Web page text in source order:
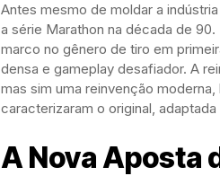
Antes mesmo de moldar a
a série Marathon na década de
marco no gênero de tiro em
densa e gameplay desafiador. A
mas sim uma reinvenção
caracterizaram o original,
A Nova Aposta